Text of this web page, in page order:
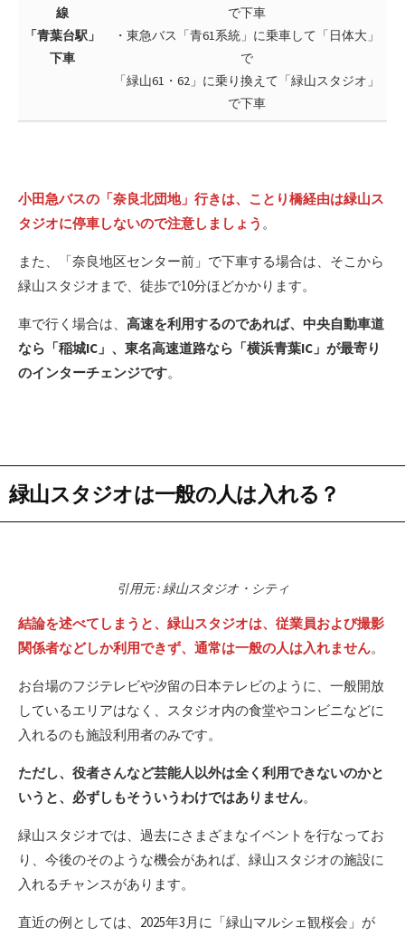
線
「青葉台駅」
下車
で下車
・東急バス「青61系統」に乗車して「日体大」
で
「緑山61・62」に乗り換えて「緑山スタジオ」
で下車
小田急バスの「奈良北団地」行きは、ことり橋経由は緑山ス
タジオに停車しないので注意しましょう 。
また、「奈良地区センター前」で下車する場合は、そこから
緑山スタジオまで、徒歩で10分ほどかかります。
車で行く場合は、 高速を利用するのであれば、中央自動車道
なら「稲城IC」、東名高速道路なら「横浜青葉IC」が最寄り
のインターチェンジです。
緑山スタジオは一般の人は入れる？
引用元 : 緑山スタジオ・シティ
結論を述べてしまうと、緑山スタジオは、従業員および撮影
関係者などしか利用できず、通常は一般の人は入れません。
お台場のフジテレビや汐留の日本テレビのように、一般開放
しているエリアはなく、スタジオ内の食堂やコンビニなどに
入れるのも施設利用者のみです。
ただし、役者さんなど芸能人以外は全く利用できないのかと
いうと、必ずしもそういうわけではありません。
緑山スタジオでは、過去にさまざまなイベントを行なってお
り、今後のそのような機会があれば、緑山スタジオの施設に
入れるチャンスがあります。
直近の例としては、2025年3月に「緑山マルシェ観桜会」が